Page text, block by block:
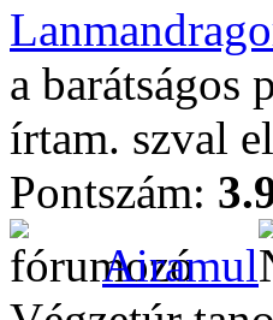
a barátságos
írtam. szval
Pontszám:
Airamul